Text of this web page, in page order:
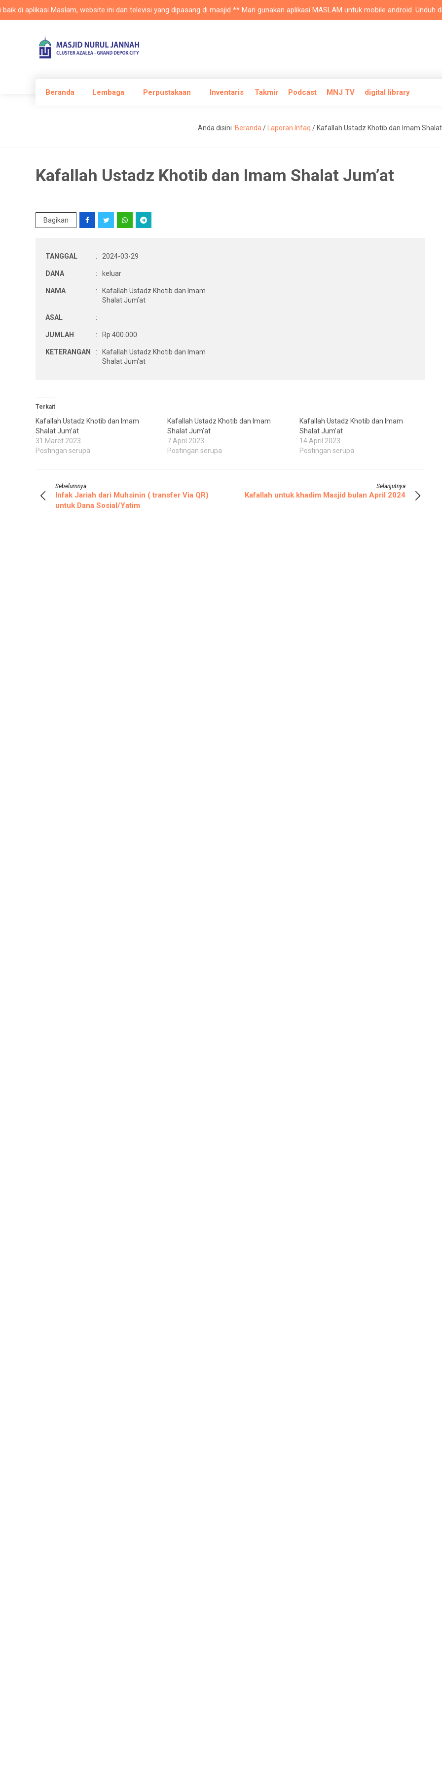
Maslam, website ini dan televisi yang dipasang di masjid ** Mari gunakan aplikasi MASLAM untuk mobile android. Unduh di
Beranda Lembaga Perpustakaan Inventaris Takmir Podcast MNJ TV digital library
Anda disini :Beranda / Laporan Infaq / Kafallah Ustadz Khotib dan Imam
Kafallah Ustadz Khotib dan Imam Shalat Jum’at
Bagikan
TANGGAL : 2024-03-29
DANA : keluar
NAMA :
Kafallah Ustadz Khotib dan Imam
Shalat Jum’at
ASAL :
JUMLAH : Rp 400.000
KETERANGAN :
Kafallah Ustadz Khotib dan Imam
Shalat Jum'at
Terkait
Kafallah Ustadz Khotib dan Imam
Shalat Jum’at
31 Maret 2023
Postingan serupa
Kafallah Ustadz Khotib dan Imam
Shalat Jum’at
7 April 2023
Postingan serupa
Kafallah Ustadz Khotib dan Imam
Shalat Jum’at
14 April 2023
Postingan serupa
Sebelumnya
Infak Jariah dari Muhsinin ( transfer Via QR)
untuk Dana Sosial/Yatim
Selanjutnya
Kafallah untuk khadim Masjid bulan April 2024